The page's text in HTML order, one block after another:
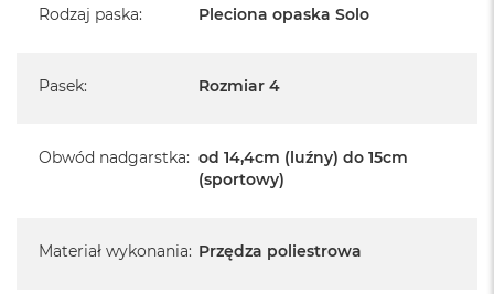
Rodzaj paska: Pleciona opaska Solo
Pasek: Rozmiar 4
Obwód nadgarstka: od 14,4cm (luźny) do 15cm
(sportowy)
Materiał wykonania: Przędza poliestrowa